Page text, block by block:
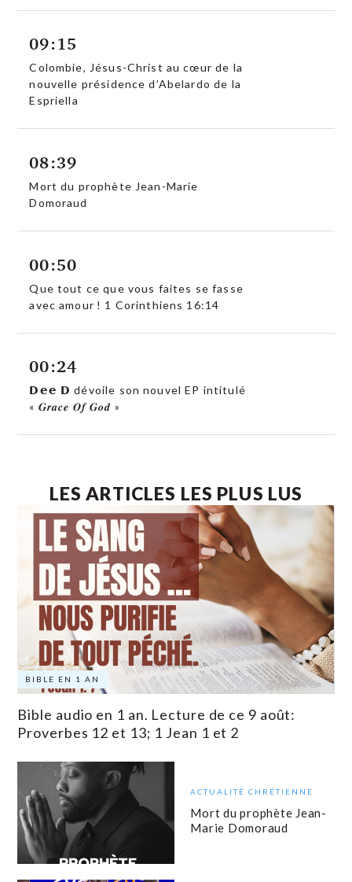
09:15
Colombie, Jésus-Christ au cœur de la
nouvelle présidence d’Abelardo de la
Espriella
08:39
Mort du prophète Jean-Marie
Domoraud
00:50
Que tout ce que vous faites se fasse
avec amour ! 1 Corinthiens 16:14
00:24
𝗗𝗲𝗲 𝗗 dévoile son nouvel EP intitulé
« 𝑮𝒓𝒂𝒄𝒆 𝑶𝒇 𝑮𝒐𝒅 »
LES ARTICLES LES PLUS LUS
BIBLE EN 1 AN
Bible audio en 1 an. Lecture de ce 9 août:
Proverbes 12 et 13; 1 Jean 1 et 2
ACTUALITÉ CHRÉTIENNE
Mort du prophète Jean-
Marie Domoraud